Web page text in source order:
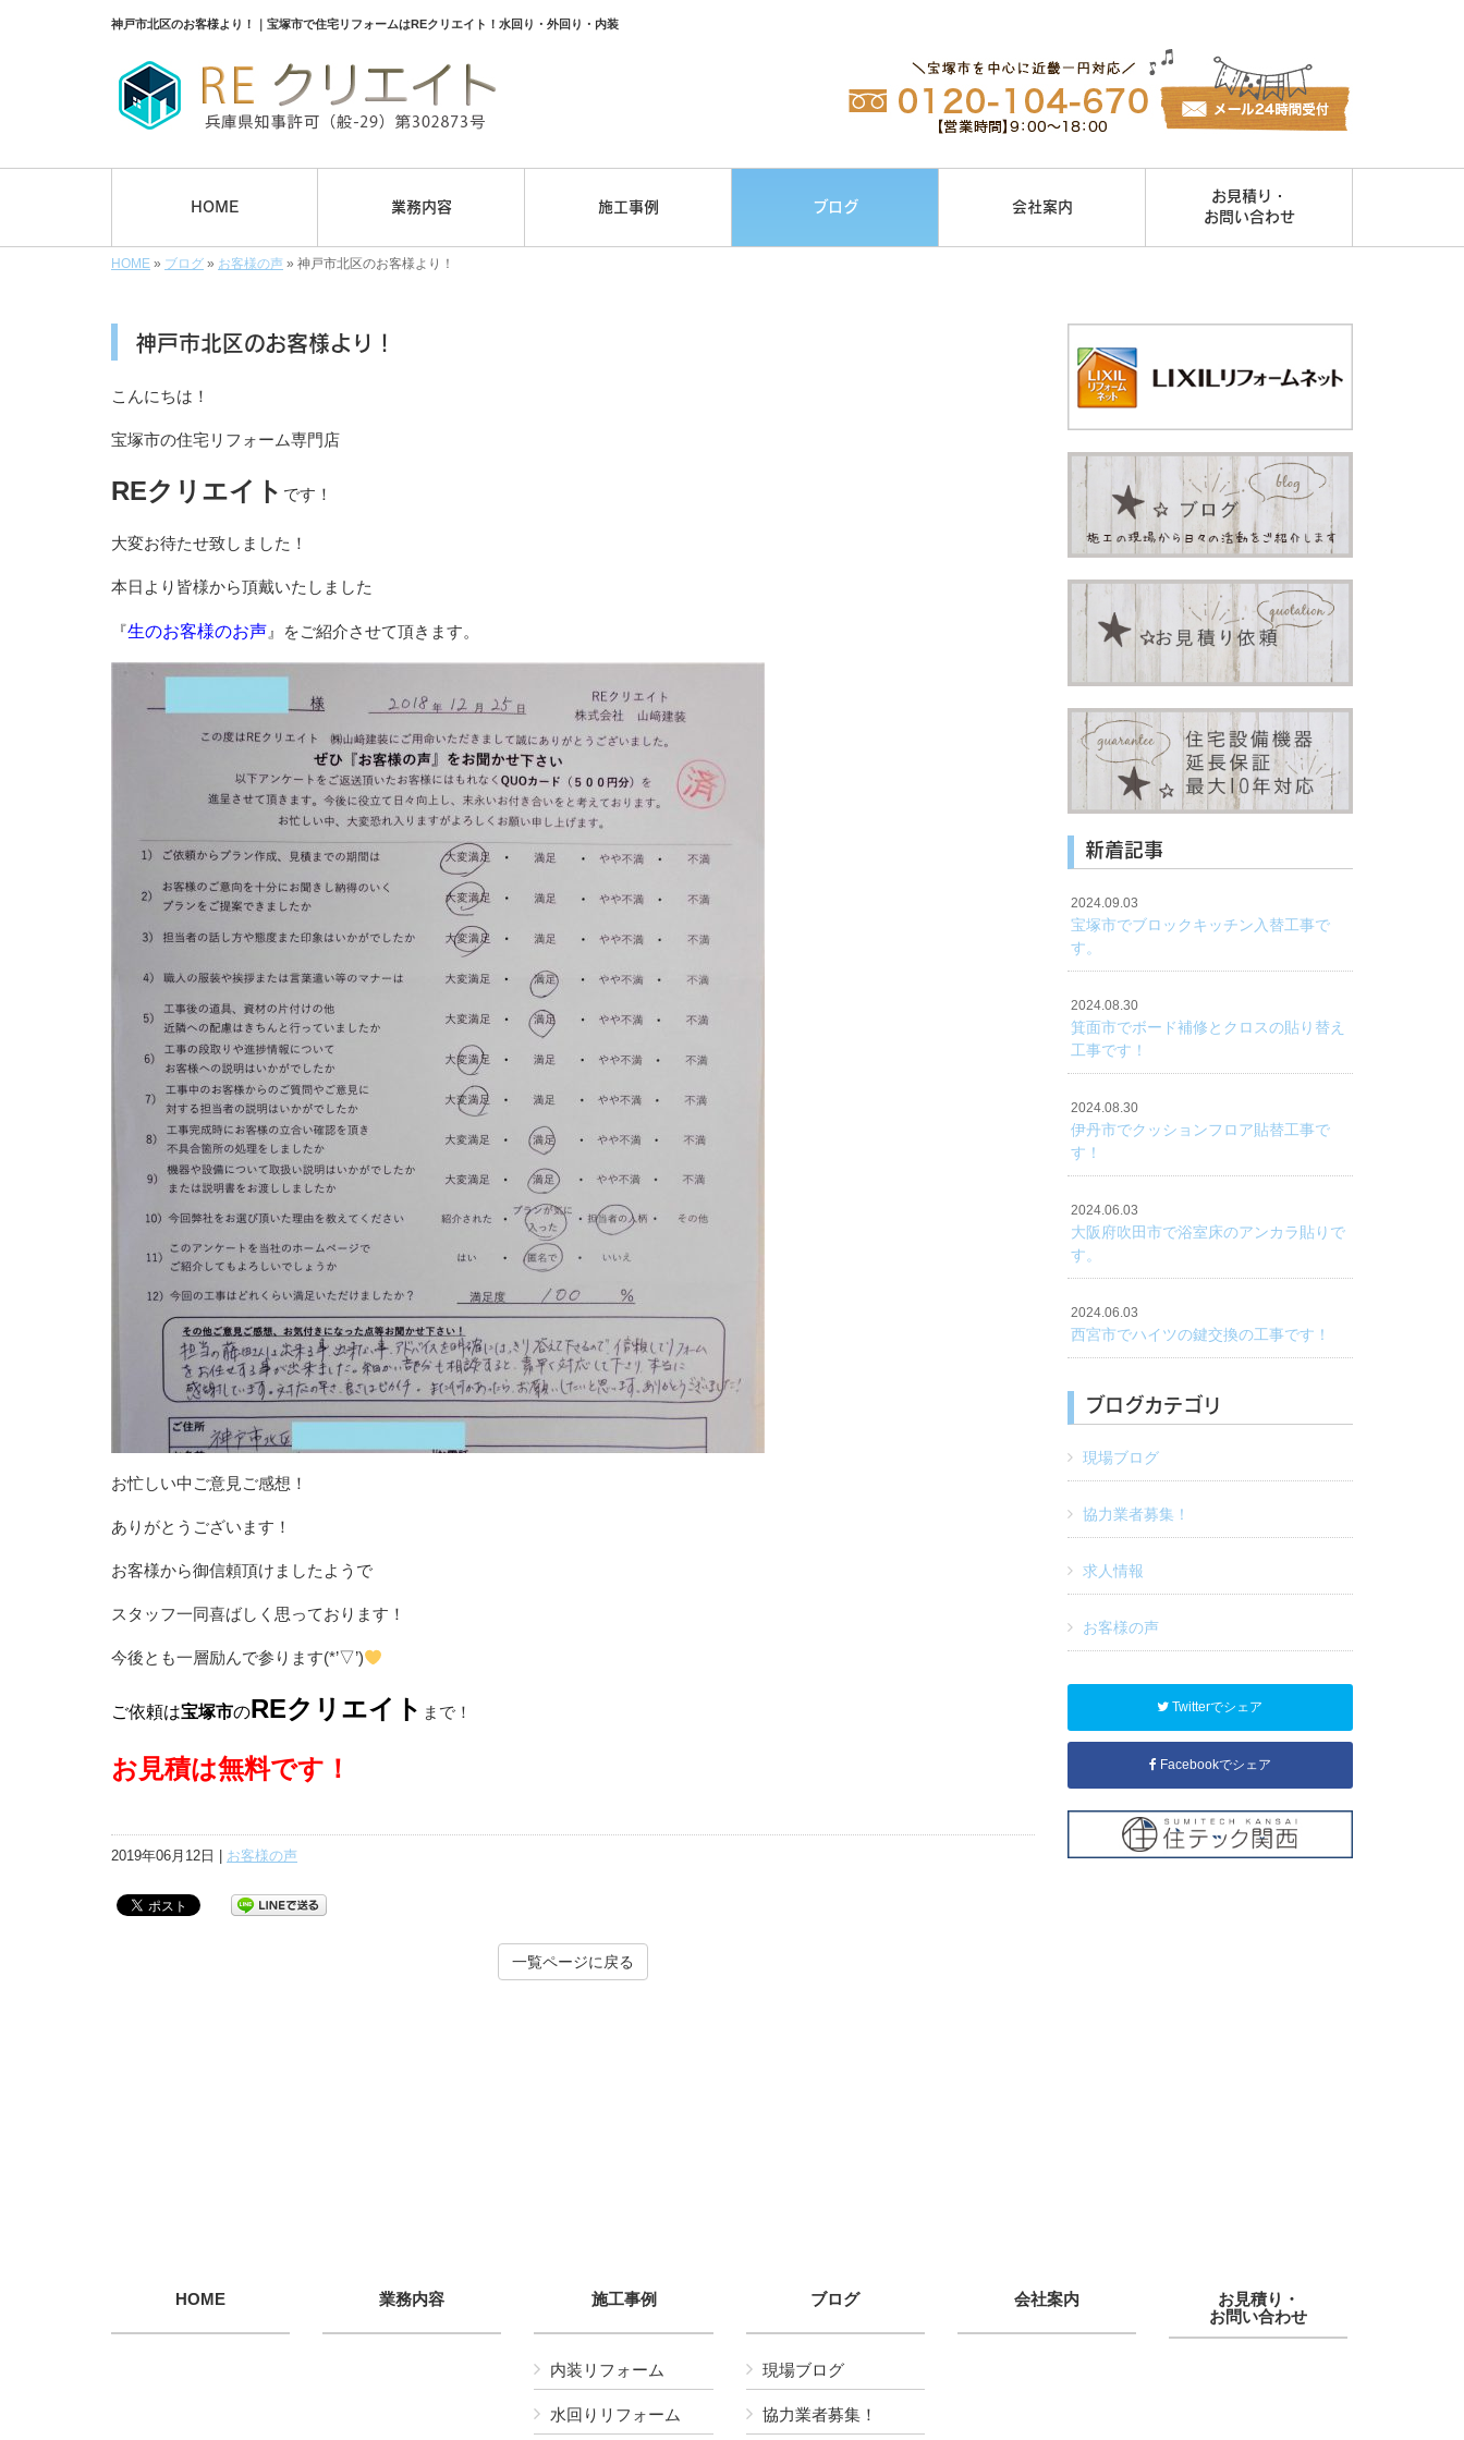
神戸市北区のお客様より！｜宝塚市で住宅リフォームはREクリエイト！水回り・外回り・内装
HOME 業務内容 施工事例 ブログ 会社案内
お見積り・
お問い合わせ
HOME » ブログ » お客様の声 » 神戸市北区のお客様より！
神戸市北区のお客様より！
こんにちは！
宝塚市の住宅リフォーム専門店
REクリエイト です！
大変お待たせ致しました！
本日より皆様から頂戴いたしました
『生のお客様のお声 』をご紹介させて頂きます。
お忙しい中ご意見ご感想！
ありがとうございます！
お客様から御信頼頂けましたようで
スタッフ一同喜ばしく思っております！
今後とも一層励んで参ります(*’▽’)
ご依頼は宝塚市のREクリエイト まで！
お見積は無料です！
2019年06月12日 | お客様の声
一覧ページに戻る
新着記事
2024.09.03
宝塚市でブロックキッチン入替工事で
す。
2024.08.30
箕面市でボード補修とクロスの貼り替え
工事です！
2024.08.30
伊丹市でクッションフロア貼替工事で
す！
2024.06.03
大阪府吹田市で浴室床のアンカラ貼りで
す。
2024.06.03
西宮市でハイツの鍵交換の工事です！
ブログカテゴリ
現場ブログ
協力業者募集！
求人情報
お客様の声
Twitterでシェア
Facebookでシェア
HOME 業務内容 施工事例
内装リフォーム
水回りリフォーム
ブログ
現場ブログ
協力業者募集！
会社案内
お見積り・
お問い合わせ